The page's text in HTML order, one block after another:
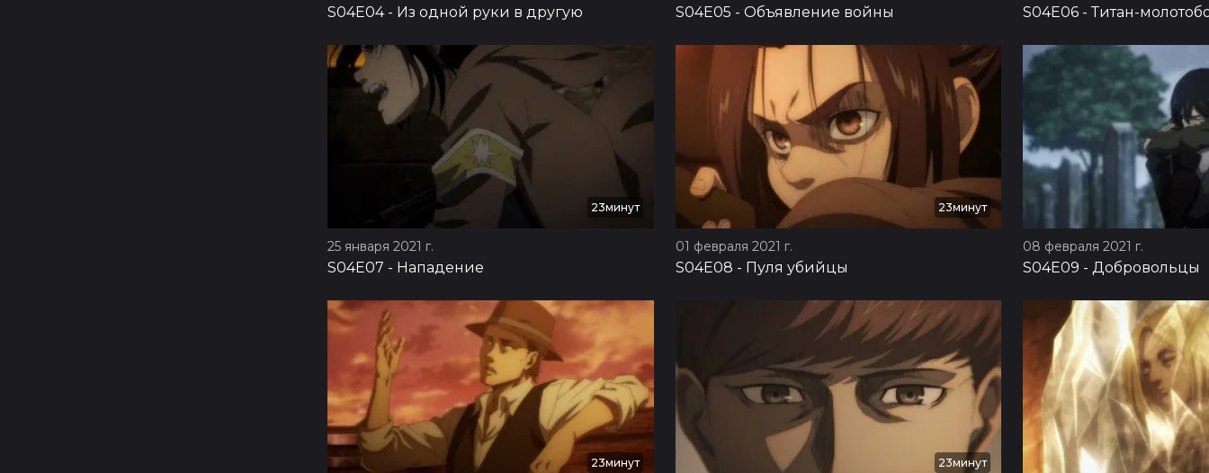
S04E04- Из одной руки в другую S04E05 - Объявление войны S04E06 - Титан-
23минут
25 января 2021 г.
S04E07 - Нападение
23минут
01 февраля 2021 г.
S04E08 - Пуля убийцы
08 февраля 2021 г.
S04E09 - Добровольцы
23минут 23минут